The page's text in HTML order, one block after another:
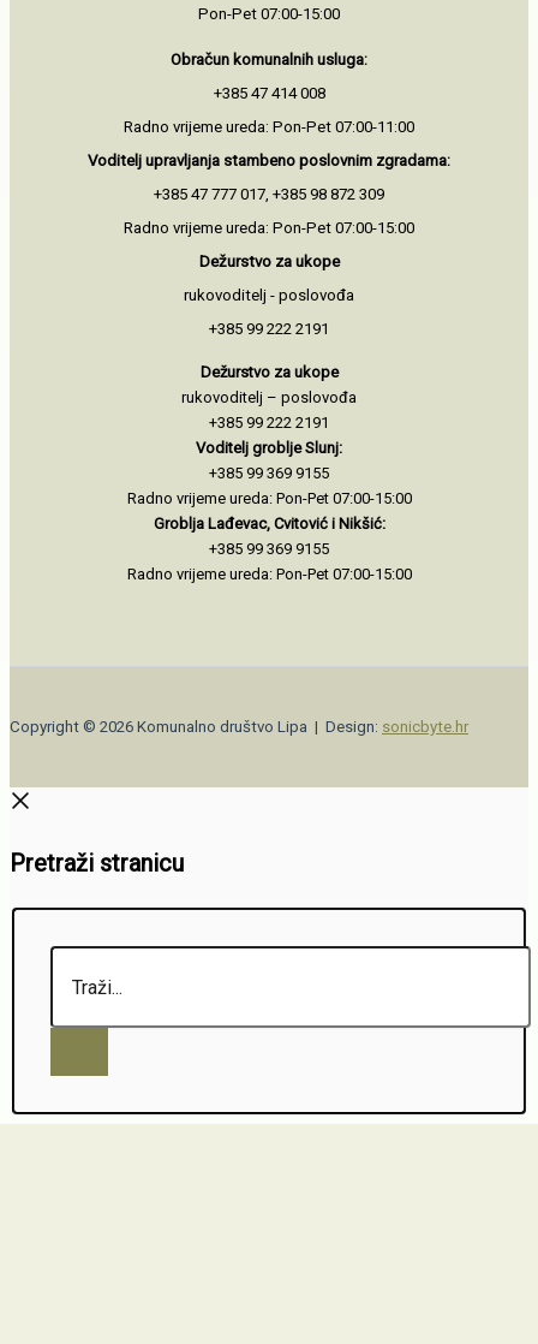
Pon-Pet 07:00-15:00
Obračun komunalnih usluga:
+385 47 414 008
Radno vrijeme ureda: Pon-Pet 07:00-11:00
Voditelj upravljanja stambeno poslovnim zgradama:
+385 47 777 017, +385 98 872 309
Radno vrijeme ureda: Pon-Pet 07:00-15:00
Dežurstvo za ukope
rukovoditelj - poslovođa
+385 99 222 2191
Dežurstvo za ukope
rukovoditelj – poslovođa
+385 99 222 2191
Voditelj groblje Slunj:
+385 99 369 9155
Radno vrijeme ureda: Pon-Pet 07:00-15:00
Groblja Lađevac, Cvitović i Nikšić:
+385 99 369 9155
Radno vrijeme ureda: Pon-Pet 07:00-15:00
Copyright © 2026 Komunalno društvo Lipa | Design: sonicbyte.hr
Pretraži stranicu